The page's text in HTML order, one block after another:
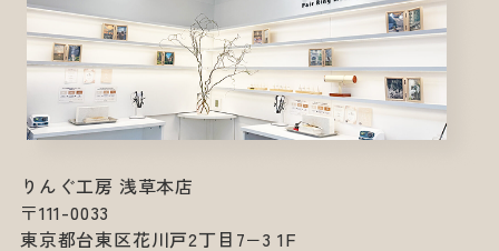
りんぐ工房 浅草本店
〒111-0033
東京都台東区花川戸2丁目7−3 1F